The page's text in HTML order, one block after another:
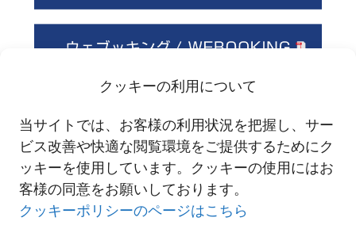
クッキーの利用について
当サイトでは、お客様の利用状況を把握し、サー
ビス改善や快適な閲覧環境をご提供するためにク
ッキーを使用しています。クッキーの使用にはお
客様の同意をお願いしております。
クッキーポリシーのページはこちら